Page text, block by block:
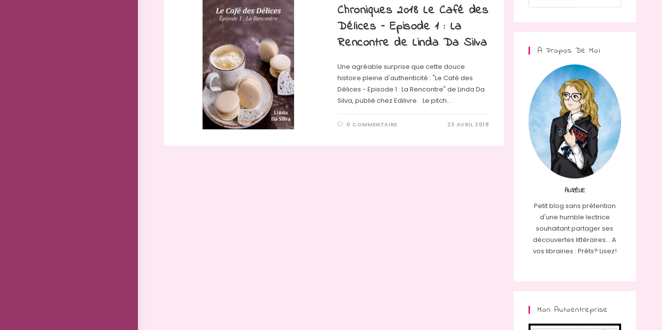
Chroniques 2018 Le Café des
Délices – Episode 1 : La
Rencontre de Linda Da Silva
Une agréable surprise que cette douce
histoire pleine d'authenticité : "Le Café des
Délices - Episode 1 : La Rencontre" de Linda Da
Silva, publié chez Edilivre. Le pitch…
0 COMMENTAIRE 23 AVRIL 2018
Escape
A Propos De Moi
AURÉLIE
Petit blog sans prétention
d'une humble lectrice
souhaitant partager ses
découvertes littéraires... A
vos librairies : Prêts? Lisez!
Mon Autoentreprise